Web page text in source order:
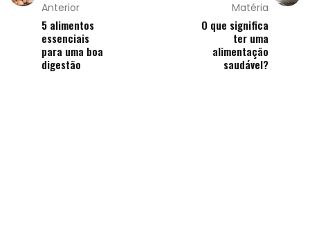
Anterior
5 alimentos
essenciais
para uma boa
digestão
Matéria
O que significa
ter uma
alimentação
saudável?